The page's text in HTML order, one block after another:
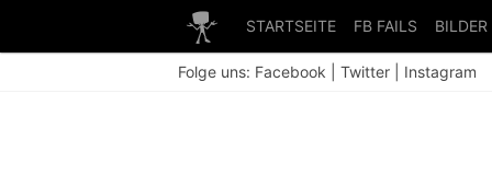
STARTSEITE FB FAILS BILDER
Folge uns: Facebook Twitter Instagram